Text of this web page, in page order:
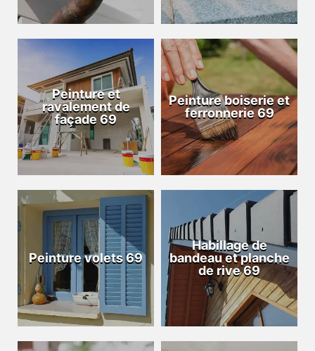
Peinture et
ravalement de
façade 69
Peinture boiserie et
ferronnerie 69
Peinture volets 69
Habillage de
bandeau et planche
de rive 69